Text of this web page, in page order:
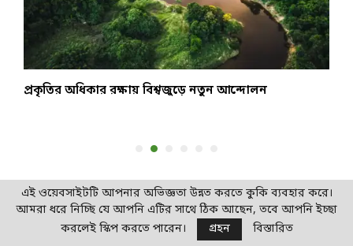
প্রকৃতির অধিকার রক্ষায় বিশ্বজুড়ে নতুন আন্দোলন
আবহাওয়া পূর্বাভাস
অব্যাহত থাকবে বৃষ্টিপাত, ৩ নম্বর সতর্কতা
এই ওয়েবসাইটটি আপনার অভিজ্ঞতা উন্নত করতে কুকি ব্যবহার করে।
আমরা ধরে নিচ্ছি যে আপনি এটির সাথে ঠিক আছেন, তবে আপনি ইচ্ছা
করলেই স্কিপ করতে পারেন।
গ্রহন বিস্তারিত